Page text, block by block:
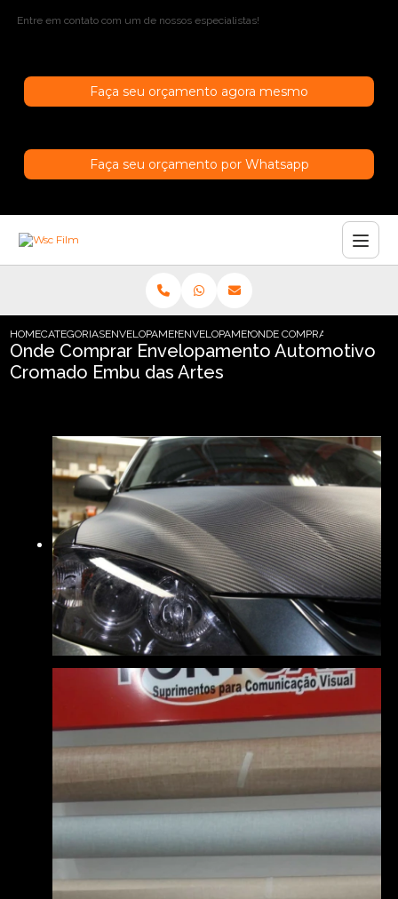
Entre em contato com um de nossos especialistas!
Faça seu orçamento agora mesmo
Faça seu orçamento por Whatsapp
HOMECATEGORIASENVELOPAMENTO AUTOMOTIVO
ENVELOPAMENTO AUTOMOTIVO CROMADO
ONDE COMPRAR
Onde Comprar Envelopamento Automotivo
Cromado Embu das Artes